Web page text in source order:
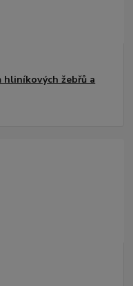
hliníkových žebřů a